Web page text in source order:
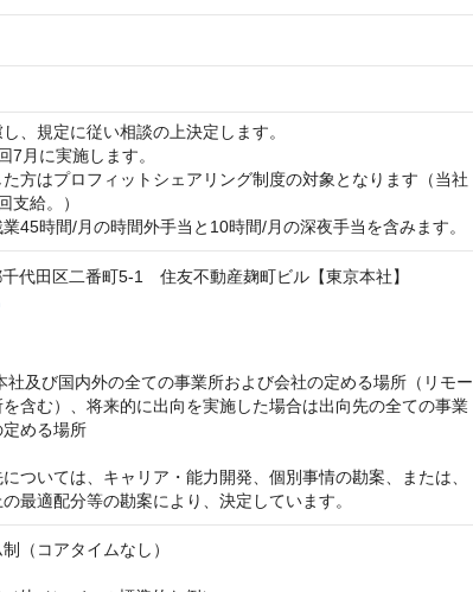
、規定に従い相談の上決定します。
7月に実施します。
た方はプロフィットシェアリング制度の対象となります（当社
支給。）
業45時間/月の時間外手当と10時間/月の深夜手当を含みます。
代田区二番町5-1 住友不動産麹町ビル【東京本社】
社及び国内外の全ての事業所および会社の定める場所（リモー
を含む）、将来的に出向を実施した場合は出向先の全ての事業
める場所
ついては、キャリア・能力開発、個別事情の勘案、または、
最適配分等の勘案により、決定しています。
（コアタイムなし）